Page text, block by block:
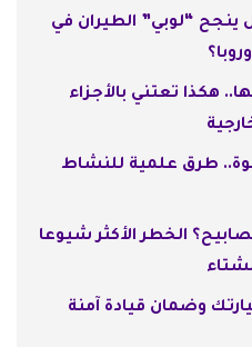
“لوبي” الطيران في
هكذا تعتني بالأجزاء
طرق علمية للنشاط
الخطر الأكثر شيوعا
وضمان قيادة آمنة